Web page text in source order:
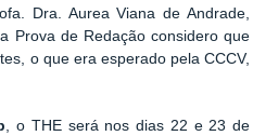
Dra. Aurea Viana de Andrade,
Prova de Redação considero que
o que era esperado pela CCCV,
, o THE será nos dias 22 e 23 de